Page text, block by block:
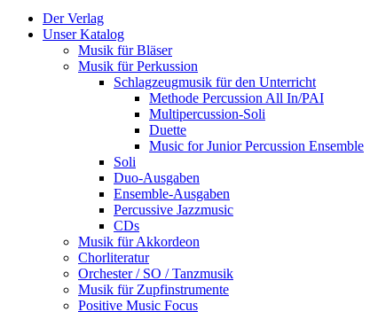
Der Verlag
Unser Katalog
Musik für Bläser
Musik für Perkussion
Schlagzeugmusik für den Unterricht
Methode Percussion All In/PAI
Multipercussion-Soli
Duette
Soli
Duo-Ausgaben
Ensemble-Ausgaben
Percussive Jazzmusic
CDs
Musik für Akkordeon
Chorliteratur
Orchester / SO / Tanzmusik